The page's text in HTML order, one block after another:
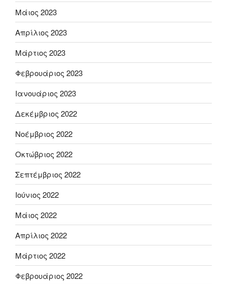
Μάιος 2023
Απρίλιος 2023
Μάρτιος 2023
Φεβρουάριος 2023
Ιανουάριος 2023
Δεκέμβριος 2022
Νοέμβριος 2022
Οκτώβριος 2022
Σεπτέμβριος 2022
Ιούνιος 2022
Μάιος 2022
Απρίλιος 2022
Μάρτιος 2022
Φεβρουάριος 2022